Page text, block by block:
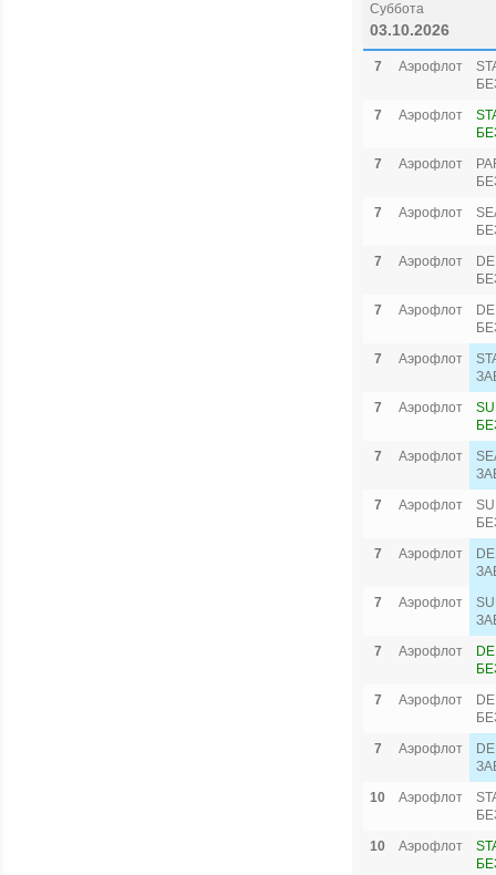
Суббота
03.10.2026
7 Аэрофлот
7
Аэрофлот
7
Аэрофлот
7
Аэрофлот
7
Аэрофлот
7
Аэрофлот
7
Аэрофлот
7
Аэрофлот
7
Аэрофлот
7
Аэрофлот
7
Аэрофлот
7
Аэрофлот
7
Аэрофлот
7
Аэрофлот
7
Аэрофлот
10
Аэрофлот
10
Аэрофлот